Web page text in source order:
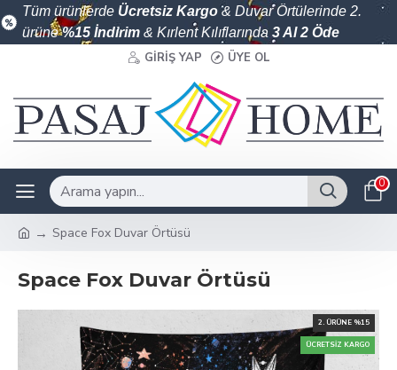
Tüm ürünlerde Ücretsiz Kargo& Duvar Örtülerinde 2.
ürüne%15 İndirim & Kırlent Kılıflarında 3 Al 2 Öde
GIRIŞ YAP ÜYE OL
0
Space Fox Duvar Örtüsü
Space Fox Duvar Örtüsü
ÜCRETSIZ KARGO
2. ÜRÜNE %15